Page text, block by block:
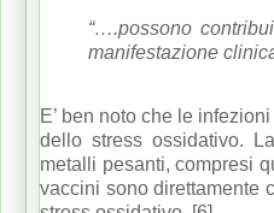
“….possono
manifestazione
E’ ben noto che le
dello stress ossidativo.
metalli pesanti, compresi
vaccini sono direttamente